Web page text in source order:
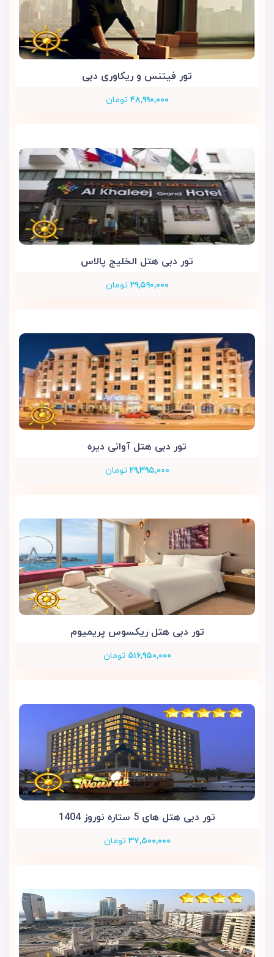
تور فیتنس و ریکاوری دبی
۴۸,۹۹۰,۰۰۰ تومان
تور دبی هتل الخلیج پالاس
۲۹,۵۹۰,۰۰۰ تومان
تور دبی هتل آوانی دیره
۲۹,۳۹۵,۰۰۰ تومان
تور دبی هتل ریکسوس پریمیوم
۵۱۶,۹۵۰,۰۰۰ تومان
تور دبی هتل های 5 ستاره نوروز 1404
۳۷,۵۰۰,۰۰۰ تومان